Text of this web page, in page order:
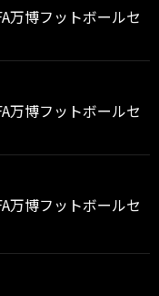
万博フットボールセ
万博フットボールセ
万博フットボールセ